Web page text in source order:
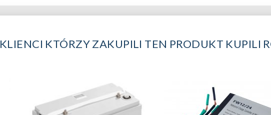
KLIENCI KTÓRZY ZAKUPILI TEN PRODUKT KUPILI